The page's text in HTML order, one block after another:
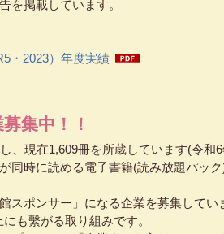
を掲載しています。
・2023）年度実績
集中！！
、現在1,609冊を所蔵しています(令和6
同時に読める電子書籍(読み放題パッ
スポンサー」になる企業を募集してい
も繫がる取り組みです。